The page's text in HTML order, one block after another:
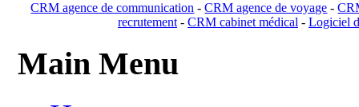
CRM agence de communication -CRM agence de voyage -
recrutement- CRM cabinet médical- Logiciel
Main Menu